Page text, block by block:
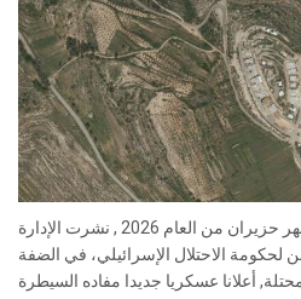
في الثالث والعشرين من شهر حزيران من العام 2026 , نشرت الإدارة
لحكومة الاحتلال الإسرائيلي، في الضفة